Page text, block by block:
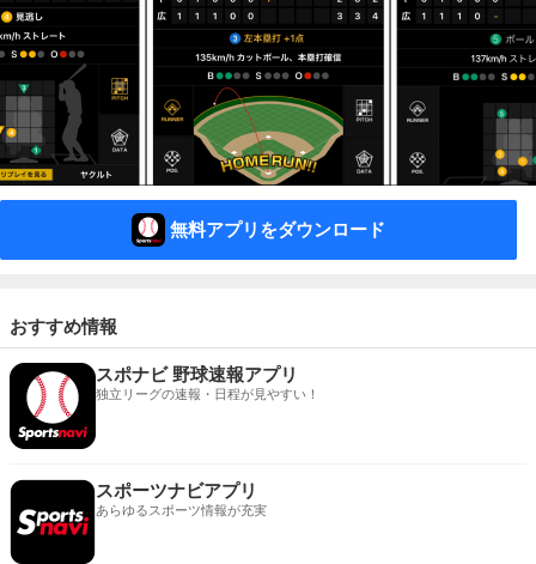
無料アプリをダウンロード
おすすめ情報
スポナビ 野球速報アプリ
独立リーグの速報・日程が見やすい！
スポーツナビアプリ
あらゆるスポーツ情報が充実